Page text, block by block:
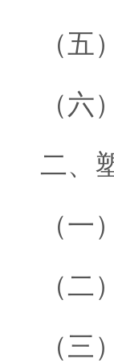
（
（
二、
（
（
（三